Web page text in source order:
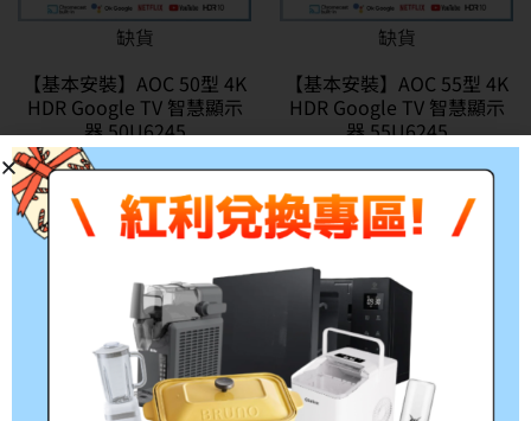
缺貨
【基本安裝】AOC 50型 4K
HDR Google TV 智慧顯示
器 50U6245
NT$3,800–NT$10,999
缺貨
【基本安裝】AOC 55型 4K
HDR Google TV 智慧顯示
器 55U6245
NT$3,800–NT$12,999
特價 特價